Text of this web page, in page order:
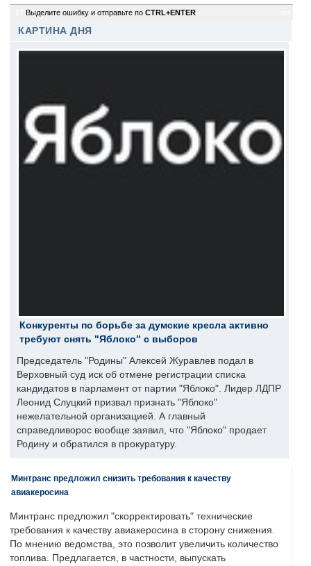
Выделите ошибку и отправьте по CTRL+ENTER
КАРТИНА ДНЯ
Конкуренты по борьбе за думские кресла активно
требуют снять "Яблоко" с выборов
Председатель "Родины" Алексей Журавлев подал в
Верховный суд иск об отмене регистрации списка
кандидатов в парламент от партии "Яблоко". Лидер ЛДПР
Леонид Слуцкий призвал признать "Яблоко"
нежелательной организацией. А главный
справедливорос вообще заявил, что "Яблоко" продает
Родину и обратился в прокуратуру.
Минтранс предложил снизить требования к качеству
авиакеросина
Минтранс предложил "скорректировать" технические
требования к качеству авиакеросина в сторону снижения.
По мнению ведомства, это позволит увеличить количество
топлива. Предлагается, в частности, выпускать